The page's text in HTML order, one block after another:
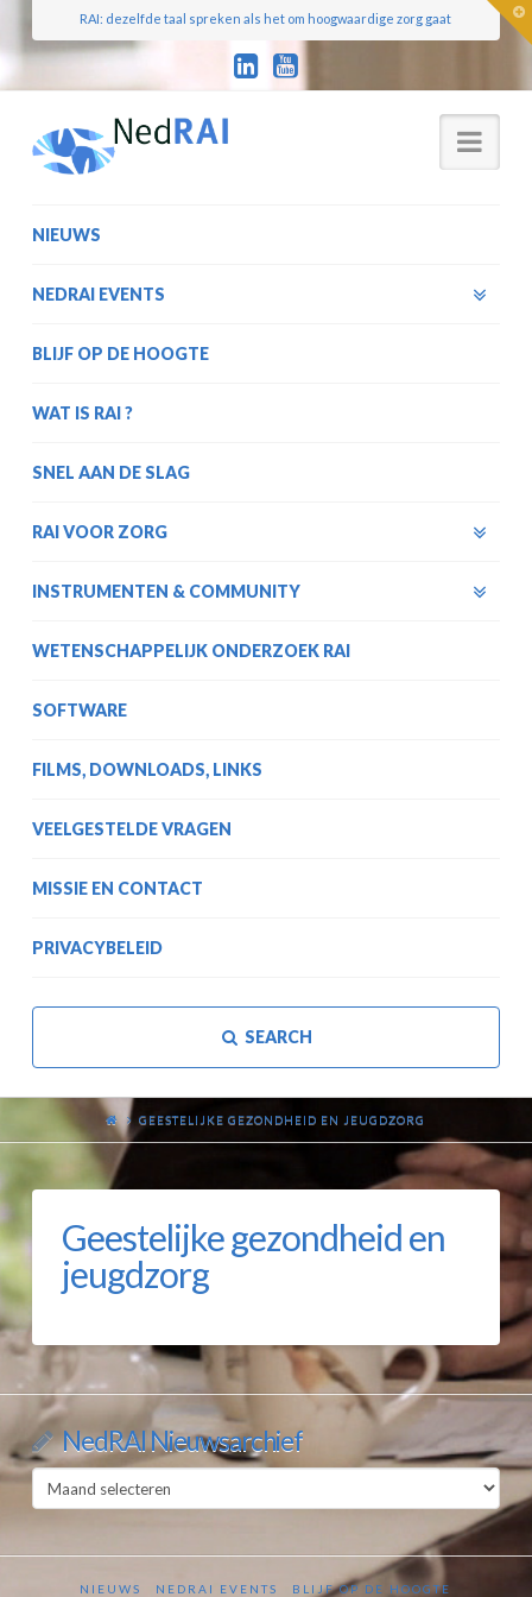
RAI: dezelfde taal spreken als het om hoogwaardige zorg gaat
NIEUWS
NEDRAI EVENTS
BLIJF OP DE HOOGTE
WAT IS RAI ?
SNEL AAN DE SLAG
RAI VOOR ZORG
INSTRUMENTEN & COMMUNITY
WETENSCHAPPELIJK ONDERZOEK RAI
SOFTWARE
FILMS, DOWNLOADS, LINKS
VEELGESTELDE VRAGEN
MISSIE EN CONTACT
PRIVACYBELEID
SEARCH
GEESTELIJKE GEZONDHEID EN JEUGDZORG
Geestelijke gezondheid en
jeugdzorg
NedRAI Nieuwsarchief
NedRAI
Nieuwsarchief
NIEUWS NEDRAI EVENTS BLIJF OP DE HOOGTE